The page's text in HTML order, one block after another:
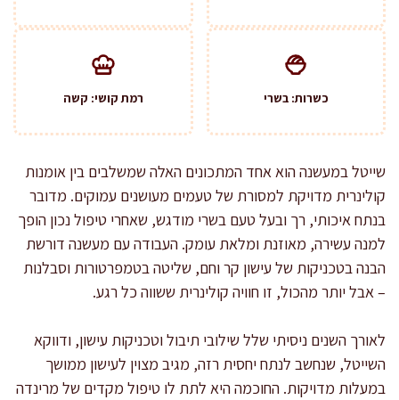
כשרות: בשרי רמת קושי: קשה
שייטל במעשנה הוא אחד המתכונים האלה שמשלבים בין אומנות
קולינרית מדויקת למסורת של טעמים מעושנים עמוקים. מדובר
בנתח איכותי, רך ובעל טעם בשרי מודגש, שאחרי טיפול נכון הופך
למנה עשירה, מאוזנת ומלאת עומק. העבודה עם מעשנה דורשת
הבנה בטכניקות של עישון קר וחם, שליטה בטמפרטורות וסבלנות
– אבל יותר מהכול, זו חוויה קולינרית ששווה כל רגע.
לאורך השנים ניסיתי שלל שילובי תיבול וטכניקות עישון, ודווקא
השייטל, שנחשב לנתח יחסית רזה, מגיב מצוין לעישון ממושך
במעלות מדויקות. החוכמה היא לתת לו טיפול מקדים של מרינדה